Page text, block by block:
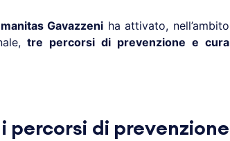
Gavazzeni ha attivato, nell’ambito
tre percorsi di prevenzione e cura
percorsi di prevenzione